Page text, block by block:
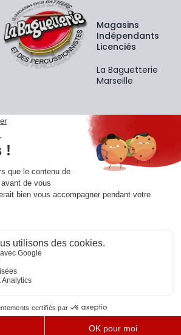
Magasins
Indépendants
Licenciés
La Baguetterie
Marseille
newsletter, vous acceptez notre
sur